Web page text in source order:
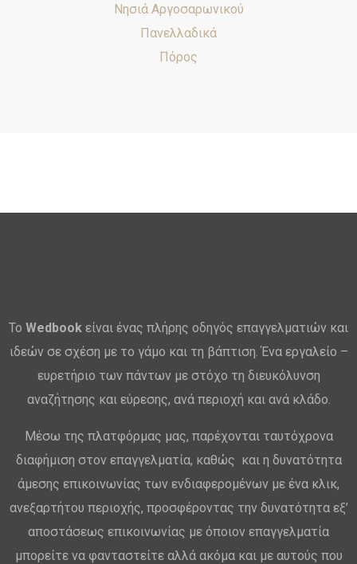
Νησιά Αργοσαρωνικού
Πανελλαδικά
Πόρος
Το Wedbook είναι ένας πλήρης οδηγός επαγγελματιών και
ιδεών σε σχέση με το γάμο και τη βάπτιση. Ένα εργαλείο –
ευρετήριο των πάντων με στόχο τη διευκόλυνση
αναζήτησης και εύρεσης, ανά περιοχή και ανά κλάδο.
Μέσω της πλατφόρμας μας, παρέχονται ταυτόχρονα
διαφήμιση στον επαγγελματία, καθώς και η δυνατότητα
άμεσης επικοινωνίας των ενδιαφερομένων με ένα κλικ,
ανεξαρτήτου περιοχής, προσφέροντας την δυνατότητα εξ’
αποστάσεως επικοινωνίας με όποιον επαγγελματία
μπορείτε να φανταστείτε αλλά ακόμα και με αυτούς που